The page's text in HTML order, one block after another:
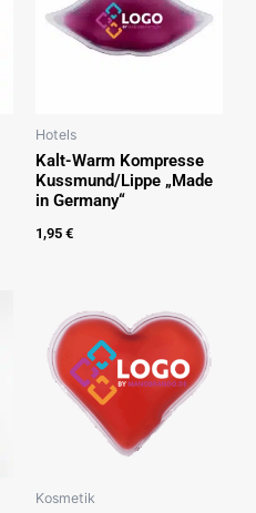
Hotels
Kalt-Warm Kompresse
Kussmund/Lippe „Made
in Germany“
1,95 €
Kosmetik